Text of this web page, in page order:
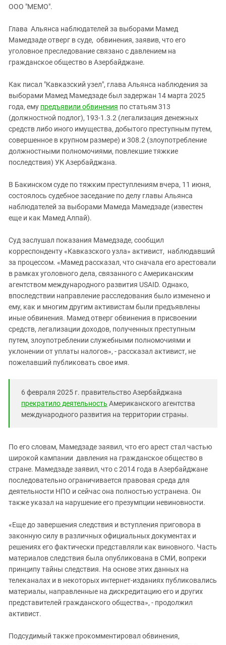
ИНАКОМЫСЛИЕ В ЧЕЧНЕ
ПРЕСЛЕДОВАНИЕ АКТИВИСТОВ
МОБИЛИЗАЦИЯ И ПРОТЕСТЫ
Дагестан
Кабардино-Балкария
Калмыкия
Краснодарский край
Российская Федерация
Ростовская область
Северная Осетия - Алания
СКФО
Ставропольский край
Чечня
Южная Осетия
ЮФО
ООО "МЕМО".
Глава Альянса наблюдателей за выборами Мамед
Мамедзаде отверг в суде, обвинения, заявив, что его
уголовное преследование связано с давлением на
гражданское общество в Азербайджане.
Как писал "Кавказский узел", глава Альянса наблюдения за
выборами Мамед Мамедзаде был задержан 14 марта 2025
года, ему предъявили обвинения по статьям 313
(должностной подлог), 193-1.3.2 (легализация денежных
средств либо иного имущества, добытого преступным путем,
совершенное в крупном размере) и 308.2 (злоупотребление
должностными полномочиями, повлекшие тяжкие
последствия) УК Азербайджана.
В Бакинском суде по тяжким преступлениям вчера, 11 июня,
состоялось судебное заседание по делу главы Альянса
наблюдателей за выборами Мамеда Мамедзаде (известен
еще и как Мамед Алпай).
Суд заслушал показания Мамедзаде, сообщил
корреспонденту «Кавказского узла» активист, наблюдавший
за процессом. «Мамед рассказал, что сначала его арестовали
в рамках уголовного дела, связанного с Американским
агентством международного развития USAID. Однако,
впоследствии направление расследования было изменено и
ему, как и многим другим активистам были предъявлены
иные обвинения. Мамед отверг обвинения в присвоении
средств, легализации доходов, полученных преступным
путем, злоупотреблении служебными полномочиями и
уклонении от уплаты налогов», - рассказал активист, не
пожелавший публиковать свое имя.
6 февраля 2025 г. правительство Азербайджана
прекратило деятельность Американского агентства
международного развития на территории страны.
По его словам, Мамедзаде заявил, что его арест стал частью
широкой кампании давления на гражданское общество в
стране. Мамедзаде заявил, что с 2014 года в Азербайджане
последовательно ограничивается правовая среда для
деятельности НПО и сейчас она полностью устранена. Он
также указал на нарушение его презумпции невиновности.
«Еще до завершения следствия и вступления приговора в
законную силу в различных официальных документах и
решениях его фактически представляли как виновного. Часть
материалов следствия была опубликована в СМИ, вопреки
принципу тайны следствия. На основе этих данных на
телеканалах и в некоторых интернет-изданиях публиковались
материалы, направленные на дискредитацию его и других
представителей гражданского общества», - продолжил
активист.
Подсудимый также прокомментировал обвинения,